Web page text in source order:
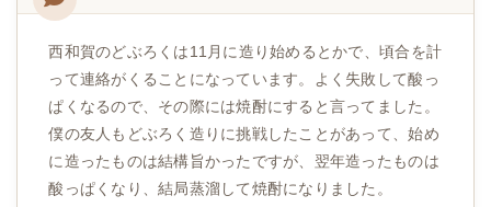
西和賀のどぶろくは11月に造り始めるとかで、頃合を計
って連絡がくることになっています。よく失敗して酸っ
ぱくなるので、その際には焼酎にすると言ってました。
僕の友人もどぶろく造りに挑戦したことがあって、始め
に造ったものは結構旨かったですが、翌年造ったものは
酸っぱくなり、結局蒸溜して焼酎になりました。